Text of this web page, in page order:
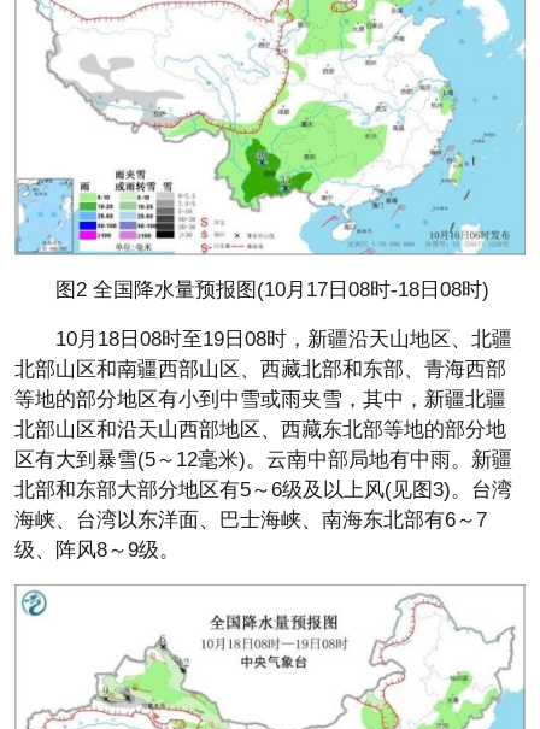
图2 全国降水量预报图(10月17日08时-18日08时)
10月18日08时至19日08时，新疆沿天山地区、北疆
北部山区和南疆西部山区、西藏北部和东部、青海西部
等地的部分地区有小到中雪或雨夹雪，其中，新疆北疆
北部山区和沿天山西部地区、西藏东北部等地的部分地
区有大到暴雪(5～12毫米)。云南中部局地有中雨。新疆
北部和东部大部分地区有5～6级及以上风(见图3)。台湾
海峡、台湾以东洋面、巴士海峡、南海东北部有6～7
级、阵风8～9级。